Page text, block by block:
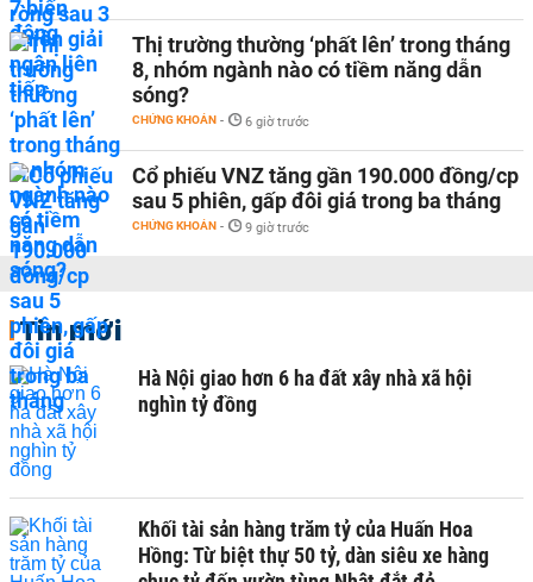
Thị trường thường ‘phất lên’ trong tháng
8, nhóm ngành nào có tiềm năng dẫn
sóng?
CHỨNG KHOÁN - 6 giờ trước
Cổ phiếu VNZ tăng gần 190.000 đồng/cp
sau 5 phiên, gấp đôi giá trong ba tháng
CHỨNG KHOÁN - 9 giờ trước
Tin mới
Hà Nội giao hơn 6 ha đất xây nhà xã hội
nghìn tỷ đồng
Khối tài sản hàng trăm tỷ của Huấn Hoa
Hồng: Từ biệt thự 50 tỷ, dàn siêu xe hàng